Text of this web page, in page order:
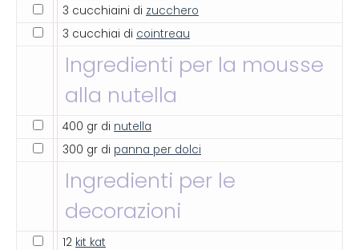
3 cucchiaini di zucchero
3 cucchiai di cointreau
Ingredienti per la mousse
alla nutella
400 gr di nutella
300 gr di panna per dolci
Ingredienti per le
decorazioni
12 kit kat